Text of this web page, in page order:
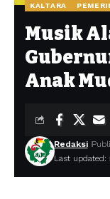
KALTARA
Musik
Anak
Last updated:
Redaksi